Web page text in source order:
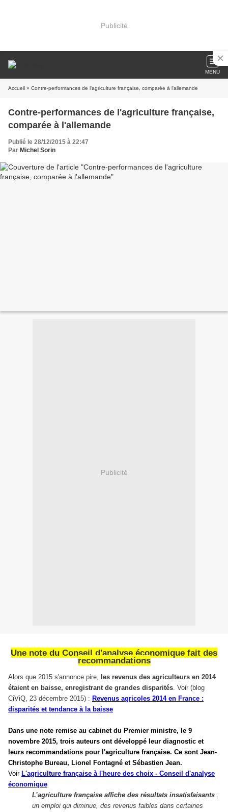
Publicité
MENU
Accueil » Contre-performances de l'agriculture française, comparée à l'allemande
Contre-performances de l'agriculture française,
comparée à l'allemande
Publié le 28/12/2015 à 22:47
Par Michel Sorin
Publicité
Une note du Conseil d'analyse économique fait des
recommandations
Alors que 2015 s'annonce pire, les revenus des agriculteurs en 2014
étaient en baisse, enregistrant de grandes disparités. Voir (blog
CiViQ, 23 décembre 2015) : Revenus agricoles 2014 en France :
disparités et tendance à la baisse
Dans une note remise au cabinet du Premier ministre, le 9
novembre 2015, trois auteurs ont développé leur diagnostic et
leurs recommandations pour l'agriculture française. Ce sont Jean-
Christophe Bureau, Lionel Fontagné et Sébastien Jean.
Voir L'agriculture française à l'heure des choix - Conseil d'analyse
économique
L’agriculture française affiche des résultats insatisfaisants :
un emploi qui diminue, des revenus faibles dans certaines